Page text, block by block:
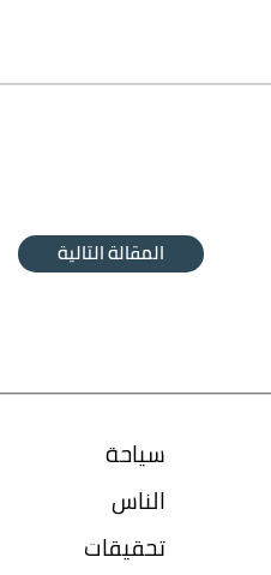
المقالة التالية
سياحة
الناس
تحقيقات